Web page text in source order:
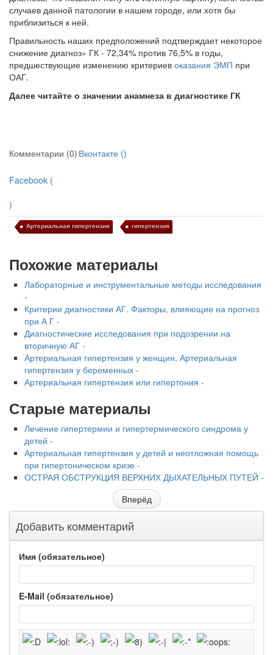
случаев данной патологии в нашем городе, или хотя бы
приблизиться к ней.
Правильность наших предположений подтверждает некоторое
сни­жение диагноз» ГК - 72,34% против 76,5% в годы,
предшествующие изменению критериев оказания ЭМП при
ОАГ.
Далее читайте о значении анамнеза в диагностике ГК
Комментарии (0) Вконтакте ()
Facebook (
)
Артериальная гипертензия гипертензия
Похожие материалы
Лабораторные и инструментальные методы исследования
-
Критерии диагностики АГ. Факторы, влияющие на прогноз
при А Г -
Диагностические исследования при подозрении на
вторичную АГ -
Артериальная гипертензия у женщин, Артериальная
гипертензия у беременных -
Артериальная гипертензия или гипертония -
Старые материалы
Лечение гипертермии и гипертермического синдрома у
детей -
Артериальная гипертензия у детей и неотложная помощь
при гипертоническом кризе -
ОСТРАЯ ОБСТРУКЦИЯ ВЕРХНИХ ДЫХАТЕЛЬНЫХ ПУТЕЙ -
Вперёд
Добавить комментарий
Имя (обязательное)
E-Mail (обязательное)